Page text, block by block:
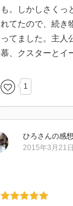
も。しかしさくっ
れてたので、続き
ってました。主人
慕、クスターとイ
1
ひろさんの感想
2015年3月21日